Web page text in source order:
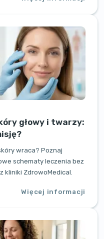
głowy i twarzy:
wraca? Poznaj
schematy leczenia bez
kliniki ZdrowoMedical.
Więcej informacji